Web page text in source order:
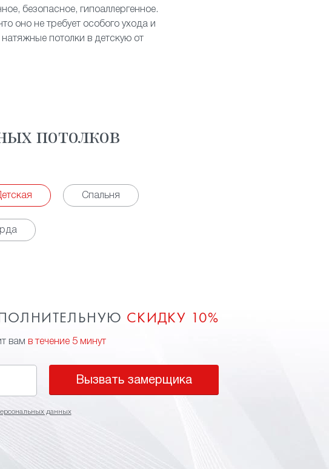
безопасное, гипоаллергенное.
оно не требует особого ухода и
потолки в детскую от
потолков
Спальня
СКИДКУ 10%
вам в течение 5 минут
Вызвать замерщика
данных